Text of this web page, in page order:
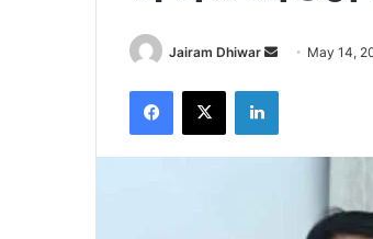
Jairam Dhiwar
Send May 14,
Facebook
X LinkedIn